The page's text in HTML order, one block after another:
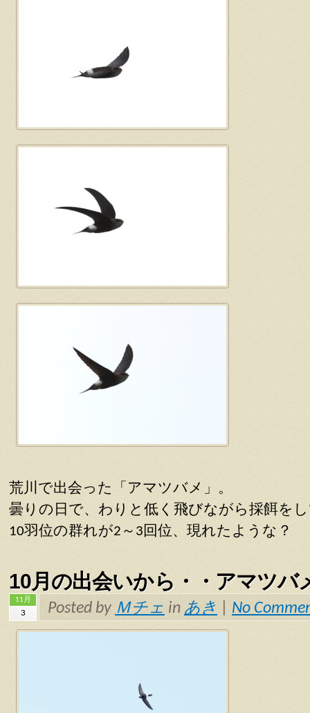
荒川で出会った「アマツバメ」。
曇りの日で、わりと低く飛びながら採餌を
10羽位の群れが2～3回位、現れたような？
10月の出会いから・・アマツバ
11月
3 Posted by Ｍチェ in あき No